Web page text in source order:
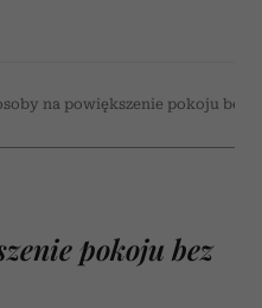
na powiększenie pokoju bez
pokoju bez